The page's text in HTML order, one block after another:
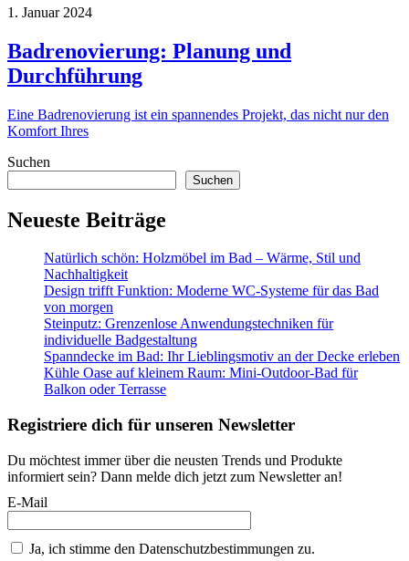
1. Januar 2024
Badrenovierung: Planung und
Durchführung
Eine Badrenovierung ist ein spannendes Projekt, das nicht nur den
Komfort Ihres
Suchen
Suchen
Neueste Beiträge
Natürlich schön: Holzmöbel im Bad – Wärme, Stil und
Nachhaltigkeit
Design trifft Funktion: Moderne WC-Systeme für das Bad
von morgen
Steinputz: Grenzenlose Anwendungstechniken für
individuelle Badgestaltung
Spanndecke im Bad: Ihr Lieblingsmotiv an der Decke erleben
Kühle Oase auf kleinem Raum: Mini-Outdoor-Bad für
Balkon oder Terrasse
Registriere dich für unseren Newsletter
Du möchtest immer über die neusten Trends und Produkte
informiert sein? Dann melde dich jetzt zum Newsletter an!
E-Mail
Ja, ich stimme den Datenschutzbestimmungen zu.